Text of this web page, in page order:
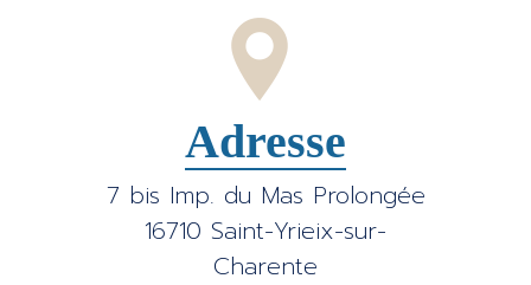
Adresse
7 bis Imp. du Mas Prolongée
16710 Saint-Yrieix-sur-
Charente